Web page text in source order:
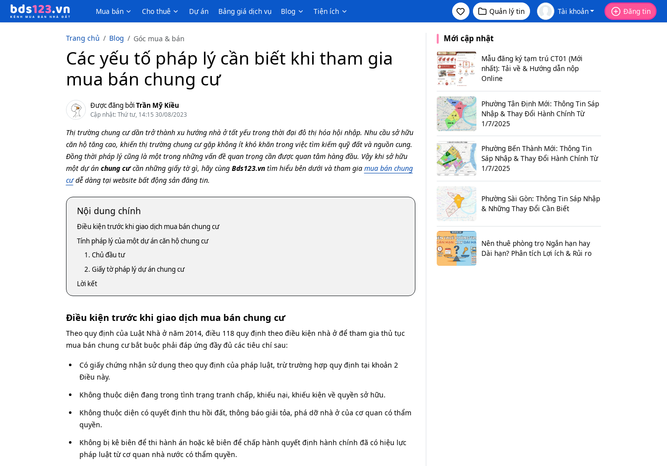
Mua bán Cho thuê Dự án Bảng giá dịch vụ Blog Tiện ích Quản lý tin Tài khoản Đăng tin
Trang chủ Blog Góc mua & bán
Các yếu tố pháp lý cần biết khi tham gia
mua bán chung cư
Được đăng bởiTrần Mỹ Kiều
Cập nhật: Thứ tư, 14:15 30/08/2023
Thị trường chung cư dần trở thành xu hướng nhà ở tất yếu trong thời đại đô thị hóa hội nhập. Nhu cầu sở hữu
căn hộ tăng cao, khiến thị trường chung cư gặp không ít khó khăn trong việc tìm kiếm quỹ đất và nguồn cung.
Đồng thời pháp lý cũng là một trong những vấn đề quan trọng cần được quan tâm hàng đầu. Vậy khi sở hữu
một dự án chung cưcần những giấy tờ gì, hãy cùng Bds123.vntìm hiểu bên dưới và tham gia mua bán chung
cưdễ dàng tại website bất động sản đăng tin.
Nội dung chính
Điều kiện trước khi giao dịch mua bán chung cư
Tính pháp lý của một dự án căn hộ chung cư
1. Chủ đầu tư
2. Giấy tờ pháp lý dự án chung cư
Lời kết
Điều kiện trước khi giao dịch mua bán chung cư
Theo quy định của Luật Nhà ở năm 2014, điều 118 quy định theo điều kiện nhà ở để tham gia thủ tục
mua bán chung cư bắt buộc phải đáp ứng đầy đủ các tiêu chí sau:
Có giấy chứng nhận sử dụng theo quy định của pháp luật, trừ trường hợp quy định tại khoản 2
Điều này.
Không thuộc diện đang trong tình trạng tranh chấp, khiếu nại, khiếu kiện về quyền sở hữu.
Không thuộc diện có quyết định thu hồi đất, thông báo giải tỏa, phá dỡ nhà ở của cơ quan có thẩm
quyền.
Không bị kê biên để thi hành án hoặc kê biên để chấp hành quyết định hành chính đã có hiệu lực
pháp luật từ cơ quan nhà nước có thẩm quyền.
Mới cập nhật
Mẫu đăng ký tạm trú CT01 (Mới
nhất): Tải về & Hướng dẫn nộp
Online
Phường Tân Định Mới: Thông Tin Sáp
Nhập & Thay Đổi Hành Chính Từ
1/7/2025
Phường Bến Thành Mới: Thông Tin
Sáp Nhập & Thay Đổi Hành Chính Từ
1/7/2025
Phường Sài Gòn: Thông Tin Sáp Nhập
& Những Thay Đổi Cần Biết
Nên thuê phòng trọ Ngắn hạn hay
Dài hạn? Phân tích Lợi ích & Rủi ro